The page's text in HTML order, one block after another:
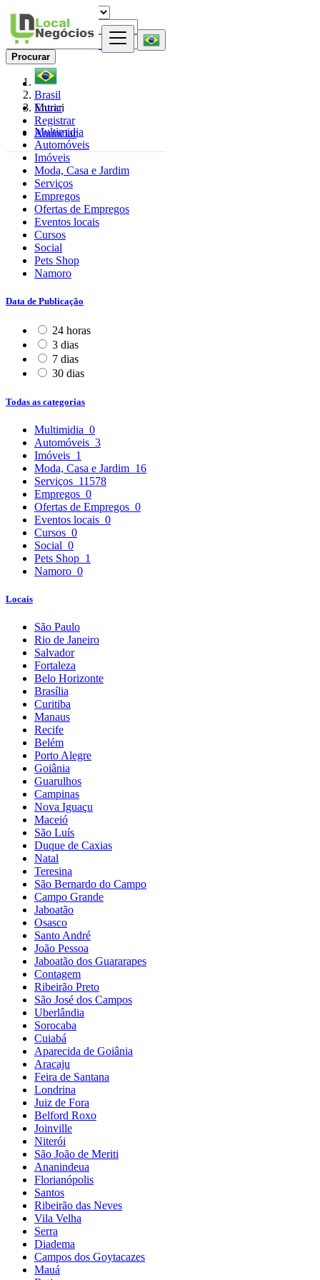
Entrar
Registrar
Anunciar
Procurar
Brasil
Murici
Multimidia
Automóveis
Imóveis
Moda, Casa e Jardim
Serviços
Empregos
Ofertas de Empregos
Eventos locais
Cursos
Social
Pets Shop
Namoro
Data de Publicação
24 horas
3 dias
7 dias
30 dias
Todas as categorias
Multimidia 0
Automóveis 3
Imóveis 1
Moda, Casa e Jardim 16
Serviços 11578
Empregos 0
Ofertas de Empregos 0
Eventos locais 0
Cursos 0
Social 0
Pets Shop 1
Namoro 0
Locais
São Paulo
Rio de Janeiro
Salvador
Fortaleza
Belo Horizonte
Brasília
Curitiba
Manaus
Recife
Belém
Porto Alegre
Goiânia
Guarulhos
Campinas
Nova Iguaçu
Maceió
São Luís
Duque de Caxias
Natal
Teresina
São Bernardo do Campo
Campo Grande
Jaboatão
Osasco
Santo André
João Pessoa
Jaboatão dos Guararapes
Contagem
Ribeirão Preto
São José dos Campos
Uberlândia
Sorocaba
Cuiabá
Aparecida de Goiânia
Aracaju
Feira de Santana
Londrina
Juiz de Fora
Belford Roxo
Joinville
Niterói
São João de Meriti
Ananindeua
Florianópolis
Santos
Ribeirão das Neves
Vila Velha
Serra
Diadema
Campos dos Goytacazes
Mauá